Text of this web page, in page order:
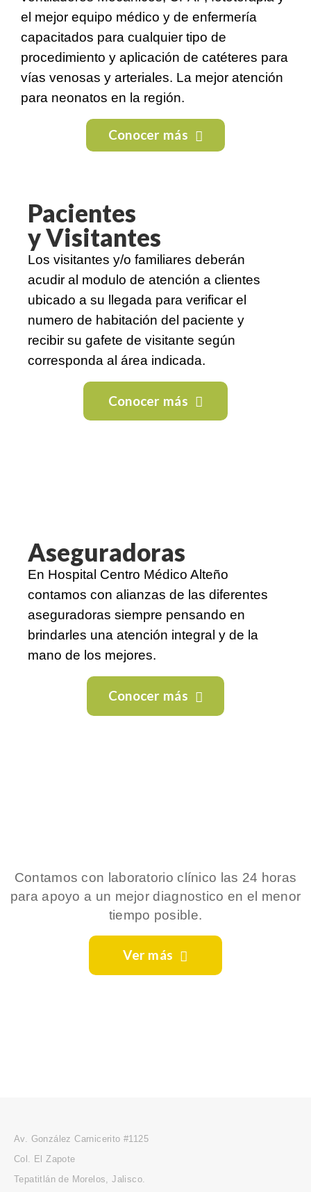
el mejor equipo médico y de enfermería
capacitados para cualquier tipo de
procedimiento y aplicación de catéteres para
vías venosas y arteriales. La mejor atención
para neonatos en la región.
Conocer más
Pacientes
y Visitantes
Los visitantes y/o familiares deberán
acudir al modulo de atención a clientes
ubicado a su llegada para verificar el
numero de habitación del paciente y
recibir su gafete de visitante según
corresponda al área indicada.
Conocer más
Aseguradoras
En Hospital Centro Médico Alteño
contamos con alianzas de las diferentes
aseguradoras siempre pensando en
brindarles una atención integral y de la
mano de los mejores.
Conocer más
Contamos con laboratorio clínico las 24 horas
para apoyo a un mejor diagnostico en el menor
tiempo posible.
Ver más
Av. González Carnicerito #1125
Col. El Zapote
Tepatitlán de Morelos, Jalisco.